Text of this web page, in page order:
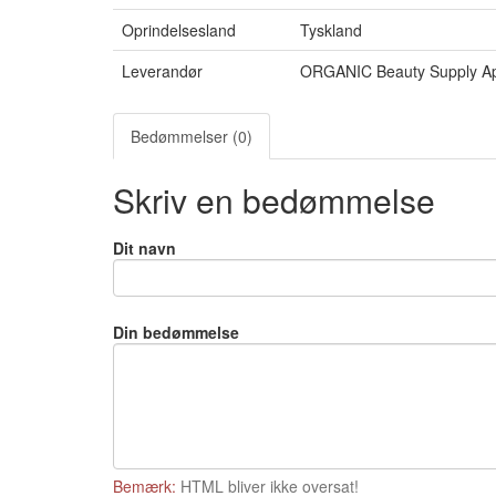
Oprindelsesland
Tyskland
Leverandør
ORGANIC Beauty Supply
Bedømmelser (0)
Skriv en bedømmelse
Dit navn
Din bedømmelse
Bemærk: HTML bliver ikke oversat!